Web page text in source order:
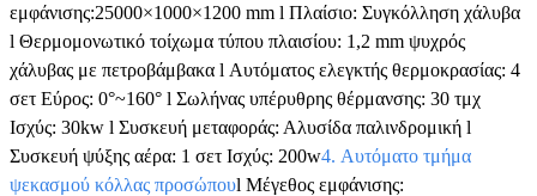
εμφάνισης:25000×1000×1200 mm l Πλαίσιο: Συγκόλληση χάλυβα
l Θερμομονωτικό τοίχωμα τύπου πλαισίου: 1,2 mm ψυχρός
χάλυβας με πετροβάμβακα l Αυτόματος ελεγκτής θερμοκρασίας: 4
σετ Εύρος: 0°~160° l Σωλήνας υπέρυθρης θέρμανσης: 30 τμχ
Ισχύς: 30kw l Συσκευή μεταφοράς: Αλυσίδα παλινδρομική l
Συσκευή ψύξης αέρα: 1 σετ Ισχύς: 200w4. Αυτόματο τμήμα
ψεκασμού κόλλας προσώπουl Μέγεθος εμφάνισης: